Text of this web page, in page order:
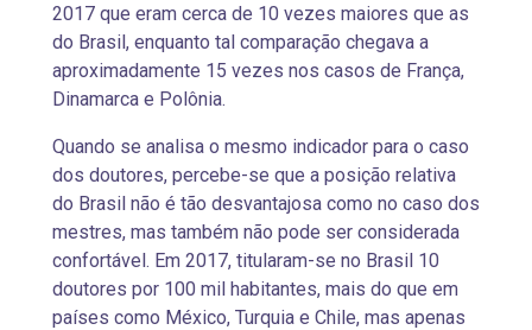
2017 que eram cerca de 10 vezes maiores que as
do Brasil, enquanto tal comparação chegava a
aproximadamente 15 vezes nos casos de França,
Dinamarca e Polônia.
Quando se analisa o mesmo indicador para o caso
dos doutores, percebe-se que a posição relativa
do Brasil não é tão desvantajosa como no caso dos
mestres, mas também não pode ser considerada
confortável. Em 2017, titularam-se no Brasil 10
doutores por 100 mil habitantes, mais do que em
países como México, Turquia e Chile, mas apenas